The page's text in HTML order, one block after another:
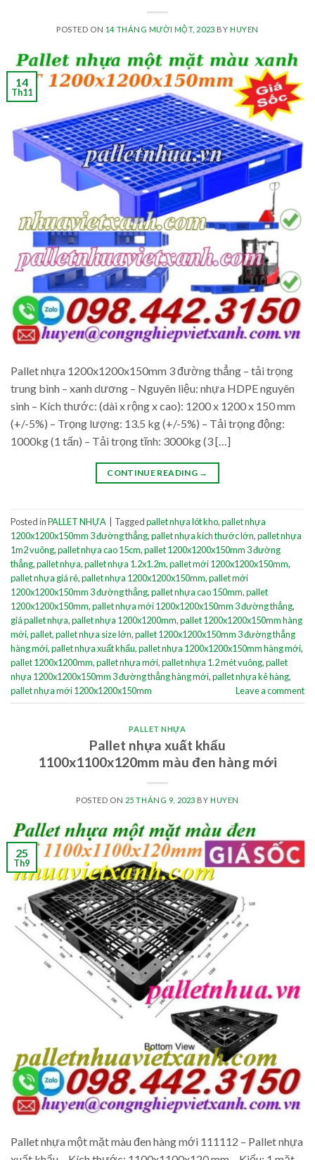
POSTED ON 14 THÁNG MƯỜI MỘT, 2023 BY HUYEN
14
Th11
Pallet nhựa 1200x1200x150mm 3 đường thẳng – tải trọng
trung bình – xanh dương – Nguyên liệu: nhựa HDPE nguyên
sinh – Kích thước: (dài x rộng x cao): 1200 x 1200 x 150 mm
(+/-5%) – Trọng lượng: 13.5 kg (+/-5%) – Tải trọng động:
1000kg (1 tấn) – Tải trọng tĩnh: 3000kg (3 […]
CONTINUE READING →
Posted inPALLET NHỰA Taggedpallet nhựa lót kho,pallet nhựa
1200x1200x150mm 3 đường thẳng,pallet nhựa kích thước lớn,pallet nhựa
1m2 vuông,pallet nhựa cao 15cm,pallet 1200x1200x150mm 3 đường
thẳng,pallet nhựa,pallet nhựa 1.2x1.2m,pallet mới 1200x1200x150mm,
pallet nhựa giá rẻ,pallet nhựa 1200x1200x150mm,pallet mới
1200x1200x150mm 3 đường thẳng,pallet nhựa cao 150mm,pallet
1200x1200x150mm,pallet nhựa mới 1200x1200x150mm 3 đường thẳng,
giá pallet nhựa,pallet nhựa 1200x1200mm,pallet 1200x1200x150mm hàng
mới,pallet,pallet nhựa size lớn,pallet 1200x1200x150mm 3 đường thẳng
hàng mới,pallet nhựa xuất khẩu,pallet nhựa 1200x1200x150mm hàng mới,
pallet 1200x1200mm,pallet nhựa mới,pallet nhựa 1.2 mét vuông,pallet
nhựa 1200x1200x150mm 3 đường thẳng hàng mới,pallet nhựa kê hàng,
pallet nhựa mới 1200x1200x150mm
Leave a comment
PALLET NHỰA
Pallet nhựa xuất khẩu
1100x1100x120mm màu đen hàng mới
POSTED ON 25 THÁNG 9, 2023 BY HUYEN
25
Th9
Pallet nhựa một mặt màu đen hàng mới 111112 – Pallet nhựa